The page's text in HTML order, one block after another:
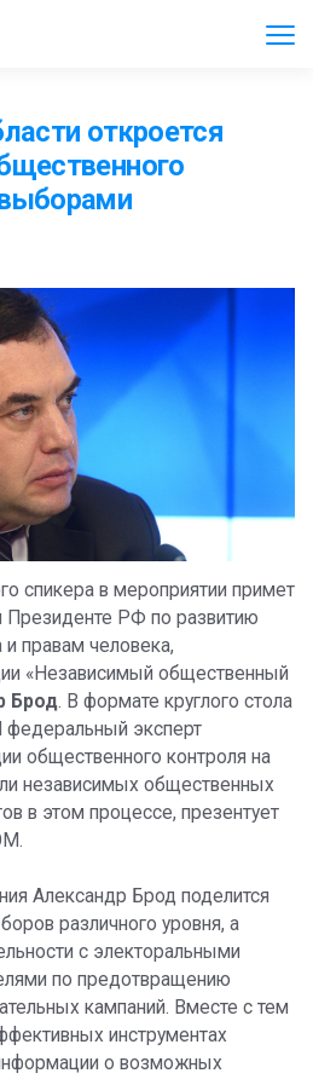
откроется
спикера в мероприятии примет
Президенте РФ по развитию
правам человека,
«Независимый общественный
Брод. В формате круглого стола
эксперт
общественного контроля на
независимых общественных
в этом процессе, презентует
Александр Брод поделится
различного уровня, а
с электоральными
по предотвращению
кампаний. Вместе с тем
инструментах
о возможных